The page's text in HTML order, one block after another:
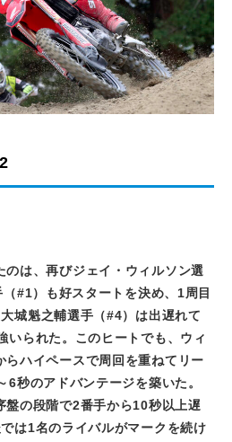
のは、再びジェイ・ウィルソン選
（#1）も好スタートを決め、 1周目
城魁之輔選手（#4）は出遅れて
いられた。このヒートでも、ウィ
らハイペースで周回を重ねてリー
6秒のアドバンテージを築いた。
盤の段階で2番手から10秒以上遅
は1名のライバルがマークを続け